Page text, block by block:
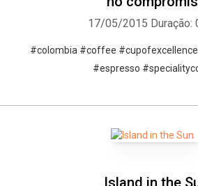
17/05/2015 Duração:
#colombia #coffee
#espresso
Island in the